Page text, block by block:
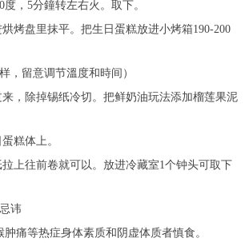
，5分鐘转左右火。取下。
烤盘里抹平。把生日蛋糕放进小烤箱190-200
，留意调节溫度和時间）
，除掉锡纸冷切。把鲜奶油玩法添加榴莲果泥
糕体上。
上往前卷就可以。放进冷藏室1个钟头可取下
讳
痛等热症身体素质和阴虚体质者慎食。